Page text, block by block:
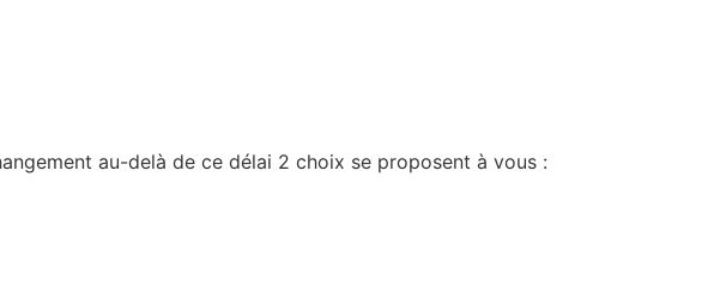
au-delà de ce délai 2 choix se proposent à vous :